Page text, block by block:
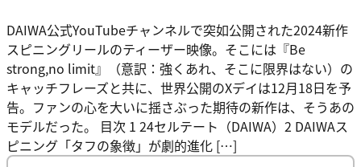
DAIWA公式YouTubeチャンネルで突如公開された2024新作
スピニングリールのティーザー映像。そこには『Be
strong,no limit』（意訳：強くあれ、そこに限界はない）の
キャッチフレーズと共に、世界公開のXデイは12月18日を予
告。ファンの心を大いに揺さぶった期待の新作は、そうあの
モデルだった。 目次 1 24セルテート（DAIWA）2 DAIWAス
ピニング「タフの象徴」が劇的進化 […]